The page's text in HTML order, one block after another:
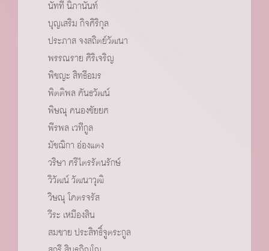
นัทที นิภานันท์
บุญเสริม กิจศิริกุล
ประภาส จงสถิตย์วัฒนา
พรรณราย ศิริเจริญ
พิชญะ สิทธีอมร
พิตติพล คันธวัฒน์
พิษณุ คนองชัยยศ
พีรพล เวทีกูล
มัชฌิกา อ่องแตง
วริษา ศรีไตรรัตนรักษ์
วิวัฒน์ วัฒนาวุฒิ
วิษณุ โคตรจรัส
วีระ เหมืองสิน
สมชาย ประสิทธิ์จูตระกูล